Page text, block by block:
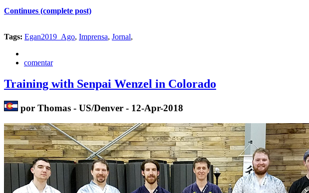
Continues (complete post)
Tags: Egan2019_Ago, Imprensa, Jornal,
comentar
Training with Senpai Wenzel in Colorado
por Thomas - US/Denver - 12-Apr-2018